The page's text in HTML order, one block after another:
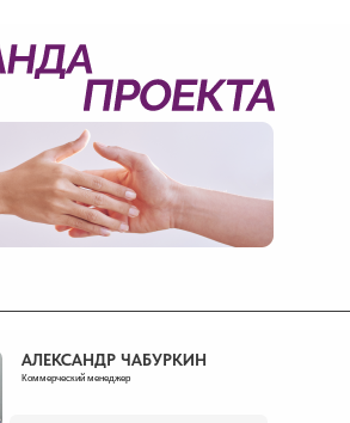
Коммерческий менеджер
АЛЕКСАНДР ЧАБУРКИН